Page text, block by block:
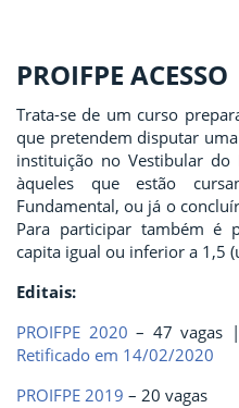
PROIFPE ACESSO
Trata-se de um curso
que pretendem disputar
instituição no Vestibular do
àqueles que estão
Fundamental, ou já o
Para participar também é
capita igual ou inferior a 1,5
Editais:
PROIFPE 2020 – 47 vagas |
Retificado em 14/02/2020
PROIFPE 2019 – 20 vagas